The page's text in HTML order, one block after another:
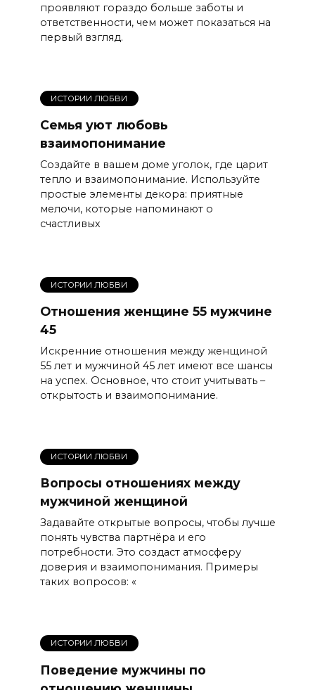
проявляют гораздо больше заботы и
ответственности, чем может показаться на
первый взгляд.
ИСТОРИИ ЛЮБВИ
Семья уют любовь
взаимопонимание
Создайте в вашем доме уголок, где царит
тепло и взаимопонимание. Используйте
простые элементы декора: приятные
мелочи, которые напоминают о
счастливых
ИСТОРИИ ЛЮБВИ
Отношения женщине 55 мужчине
45
Искренние отношения между женщиной
55 лет и мужчиной 45 лет имеют все шансы
на успех. Основное, что стоит учитывать –
открытость и взаимопонимание.
ИСТОРИИ ЛЮБВИ
Вопросы отношениях между
мужчиной женщиной
Задавайте открытые вопросы, чтобы лучше
понять чувства партнёра и его
потребности. Это создаст атмосферу
доверия и взаимопонимания. Примеры
таких вопросов: «
ИСТОРИИ ЛЮБВИ
Поведение мужчины по